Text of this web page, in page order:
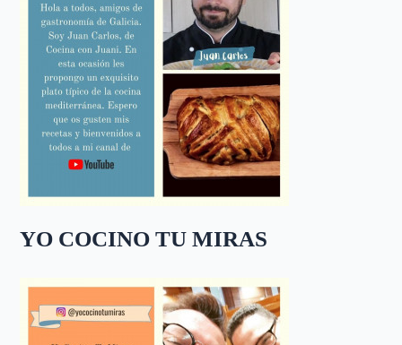
YO COCINO TU MIRAS